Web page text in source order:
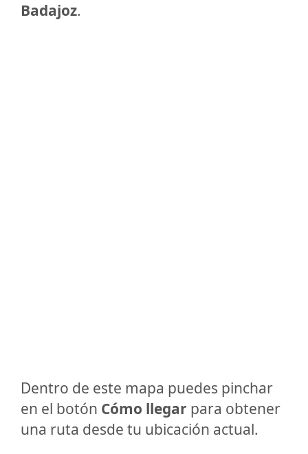
Badajoz.
Dentro de este mapa puedes pinchar
en el botón Cómo llegar para obtener
una ruta desde tu ubicación actual.